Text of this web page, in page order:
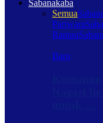
Sabanakaba
Semua
Pariwara
Rantau
Baru